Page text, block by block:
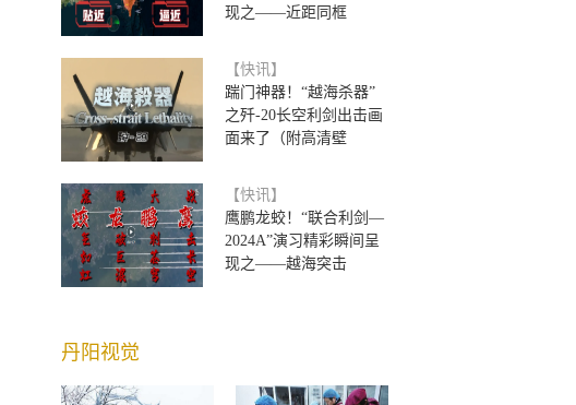
现之——近距同框
【快讯】
踹门神器！“越海杀器”
之歼-20长空利剑出击画
面来了（附高清壁
【快讯】
鹰鹏龙蛟！“联合利剑—
2024A”演习精彩瞬间呈
现之——越海突击
丹阳视觉